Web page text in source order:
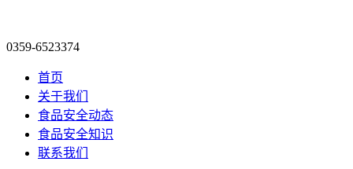
0359-6523374
首页
关于我们
食品安全动态
食品安全知识
联系我们